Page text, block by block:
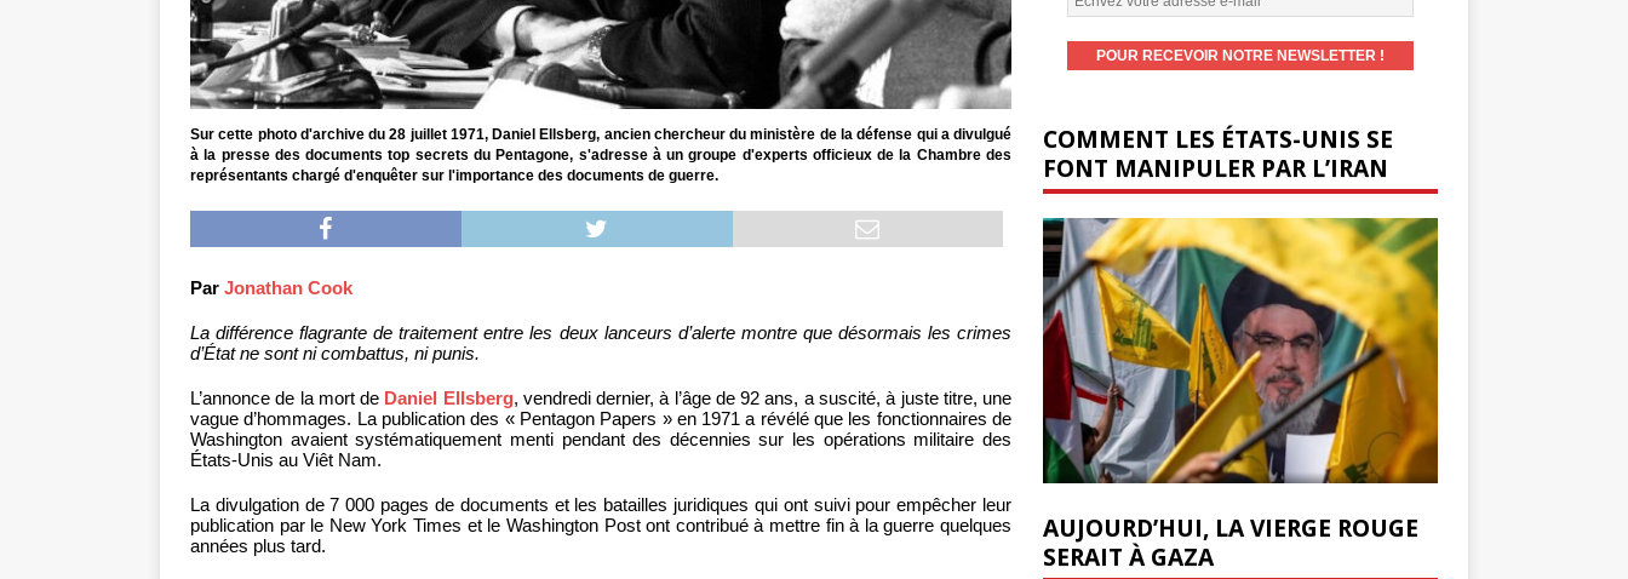
Sur cette photo d'archive du 28 juillet 1971, Daniel Ellsberg, ancien chercheur du ministère de la défense qui a divulgué
à la presse des documents top secrets du Pentagone, s'adresse à un groupe d'experts officieux de la Chambre des
représentants chargé d'enquêter sur l'importance des documents de guerre.
Par Jonathan Cook
La différence flagrante de traitement entre les deux lanceurs d’alerte montre que désormais les crimes
d’État ne sont ni combattus, ni punis.
L’annonce de la mort de Daniel Ellsberg, vendredi dernier, à l’âge de 92 ans, a suscité, à juste titre, une
vague d’hommages. La publication des « Pentagon Papers » en 1971 a révélé que les fonctionnaires de
Washington avaient systématiquement menti pendant des décennies sur les opérations militaire des
États-Unis au Viêt Nam.
La divulgation de 7 000 pages de documents et les batailles juridiques qui ont suivi pour empêcher leur
publication par le New York Times et le Washington Post ont contribué à mettre fin à la guerre quelques
années plus tard.
COMMENT LES ÉTATS-UNIS SE
FONT MANIPULER PAR L’IRAN
AUJOURD’HUI, LA VIERGE ROUGE
SERAIT À GAZA